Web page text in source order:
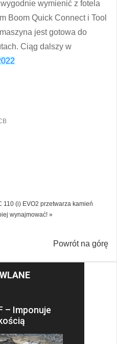
wymienić z fotela
Boom Quick Connect i Tool
jest gotowa do
Ciąg dalszy w
110 (i) EVO2 przetwarza kamień
wynajmować! »
Powrót na górę
– Imponuje